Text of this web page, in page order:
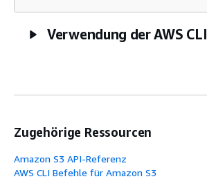
Verwendung der AWS CLI
Zugehörige Ressourcen
Amazon S3 API-Referenz
AWS CLI Befehle für Amazon S3